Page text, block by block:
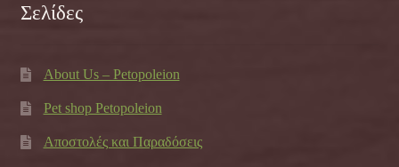
Σελίδες
About Us – Petopoleion
Pet shop Petopoleion
Αποστολές και Παραδόσεις